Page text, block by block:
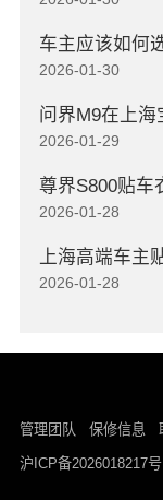
车主应该如何
2026-01-30
2026-01-29
尊界S800贴车
2026-01-28
上海高端车主
2026-01-28
管理团队 保修信息
沪ICP备2026018217号